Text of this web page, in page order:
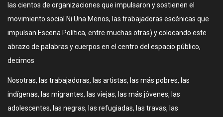
las cientos de organizaciones que impulsaron y sostienen el
movimiento social Ni Una Menos, las trabajadoras escénicas que
impulsan Escena Política, entre muchas otras) y colocando este
abrazo de palabras y cuerpos en el centro del espacio público,
decimos
Nosotras, las trabajadoras, las artistas, las más pobres, las
indígenas, las migrantes, las viejas, las más jóvenes, las
adolescentes, las negras, las refugiadas, las travas, las